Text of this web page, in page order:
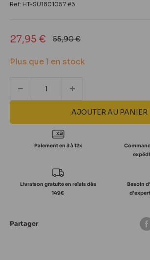
Ref: HT-SU1801057 #3
Prix
27,95 € Prix
normal
55,90 €
Plus que 1 en stock
AJOUTER AU PANIER
Paiement en 3 à 12x
Livraison gratuite en relais dès
149€
Besoin
Partager